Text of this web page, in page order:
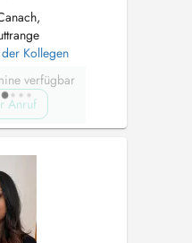
Kollegen
verfügbar
Anruf